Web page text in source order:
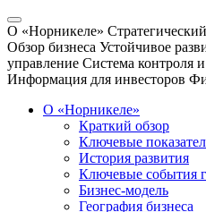
О «Норникеле»
Обзор бизнеса Устойчивое
управление Система контроля
Информация для инвесторов
О «Норникеле»
Краткий обзор
Ключевые
История развития
Ключевые события
Бизнес-модель
География бизнеса